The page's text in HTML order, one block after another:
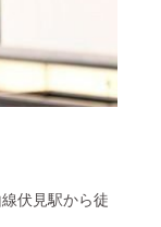
伏見駅から徒